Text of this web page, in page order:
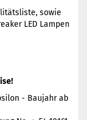
sowie
LED Lampen
- Baujahr ab